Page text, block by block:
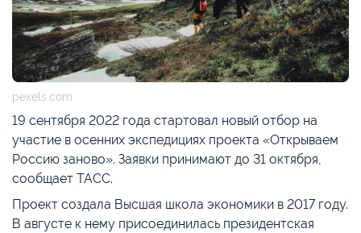
pexels.com
19 сентября 2022 года стартовал новый отбор на
участие в осенних экспедициях проекта «Открываем
Россию заново». Заявки принимают до 31 октября,
сообщает ТАСС.
Проект создала Высшая школа экономики в 2017 году.
В августе к нему присоединилась президентская